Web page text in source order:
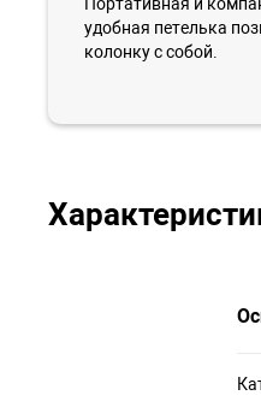
Портативная и
удобная петелька
колонку с собой.